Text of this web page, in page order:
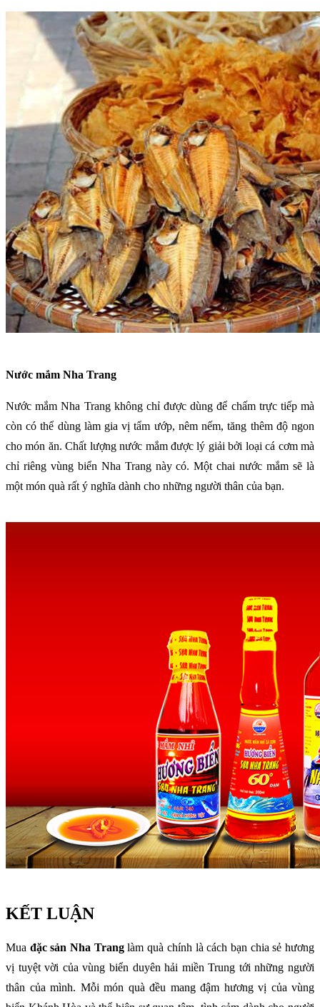
Nước mắm Nha Trang
Nước mắm Nha Trang không chỉ được dùng để chấm trực tiếp mà
còn có thể dùng làm gia vị tẩm ướp, nêm nếm, tăng thêm độ ngon
cho món ăn. Chất lượng nước mắm được lý giải bởi loại cá cơm mà
chỉ riêng vùng biển Nha Trang này có. Một chai nước mắm sẽ là
một món quà rất ý nghĩa dành cho những người thân của bạn.
KẾT LUẬN
Mua đặc sản Nha Tranglàm quà chính là cách bạn chia sẻ hương
vị tuyệt vời của vùng biển duyên hải miền Trung tới những người
thân của mình. Mỗi món quà đều mang đậm hương vị của vùng